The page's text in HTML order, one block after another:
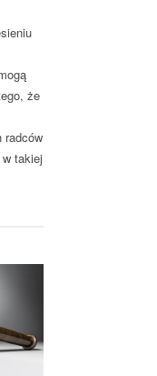
że
radców
takiej